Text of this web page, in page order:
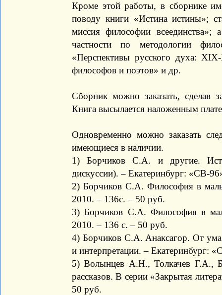
Кроме этой работы, в сборнике
поводу книги «Истина истины»;
миссия философии
частности по методологии
«Перспективы русского духа:
философов и поэтов» и др.
Сборник можно заказать, сделав
Книга высылается наложенным
Одновременно можно заказать
имеющиеся в наличии.
1) Борчиков С.А. и другие.
дискуссии). – Екатеринбург: «СВ-
2) Борчиков С.А. Философия в
2010. – 136с. – 50 руб.
3) Борчиков С.А. Философия в
2010. – 136 с. – 50 руб.
4) Борчиков С.А. Анаксагор. От
и интерпретации. – Екатеринбург:
5) Волынцев А.Н., Толкачев Г.А.,
рассказов. В серии «Закрытая
50 руб.